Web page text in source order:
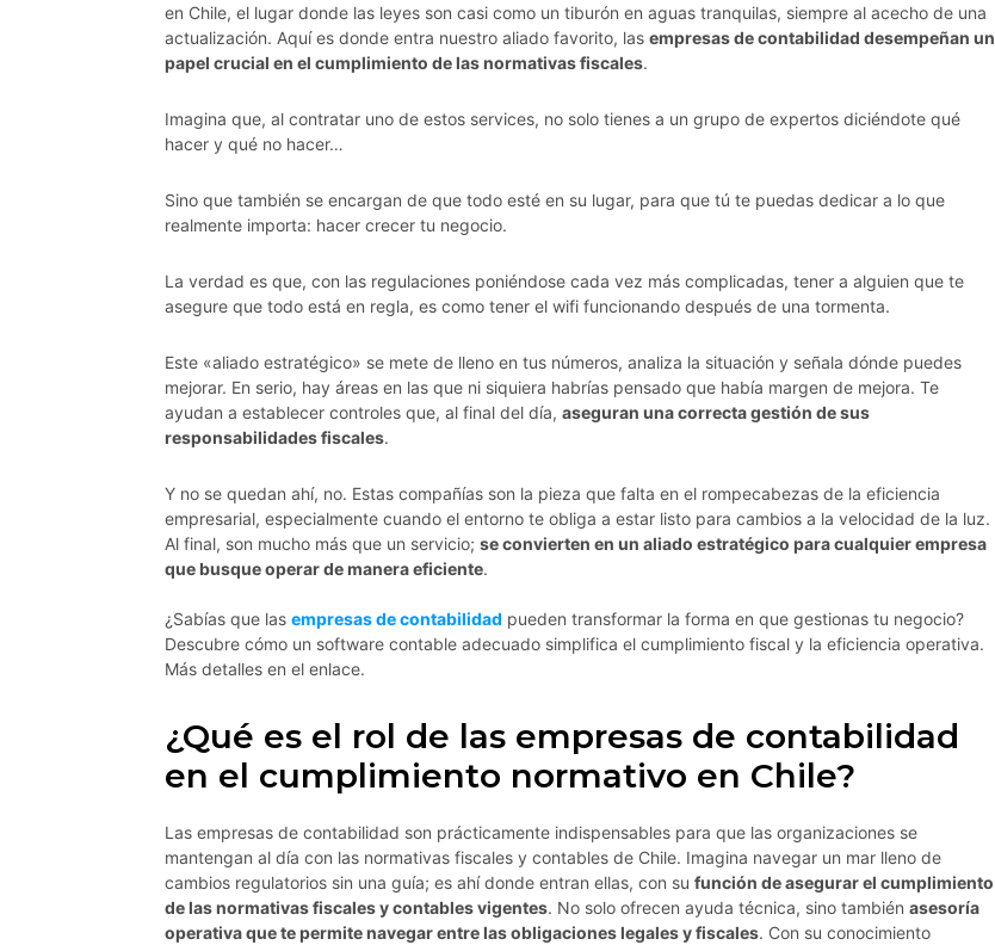
en Chile, el lugar donde las leyes son casi como un tiburón en aguas tranquilas, siempre al acecho de una
actualización. Aquí es donde entra nuestro aliado favorito, las empresas de contabilidad desempeñan un
papel crucial en el cumplimiento de las normativas fiscales.
Imagina que, al contratar uno de estos services, no solo tienes a un grupo de expertos diciéndote qué
hacer y qué no hacer…
Sino que también se encargan de que todo esté en su lugar, para que tú te puedas dedicar a lo que
realmente importa: hacer crecer tu negocio.
La verdad es que, con las regulaciones poniéndose cada vez más complicadas, tener a alguien que te
asegure que todo está en regla, es como tener el wifi funcionando después de una tormenta.
Este «aliado estratégico» se mete de lleno en tus números, analiza la situación y señala dónde puedes
mejorar. En serio, hay áreas en las que ni siquiera habrías pensado que había margen de mejora. Te
ayudan a establecer controles que, al final del día, aseguran una correcta gestión de sus
responsabilidades fiscales.
Y no se quedan ahí, no. Estas compañías son la pieza que falta en el rompecabezas de la eficiencia
empresarial, especialmente cuando el entorno te obliga a estar listo para cambios a la velocidad de la luz.
Al final, son mucho más que un servicio; se convierten en un aliado estratégico para cualquier empresa
que busque operar de manera eficiente.
¿Sabías que las empresas de contabilidad pueden transformar la forma en que gestionas tu negocio?
Descubre cómo un software contable adecuado simplifica el cumplimiento fiscal y la eficiencia operativa.
Más detalles en el enlace.
¿Qué es el rol de las empresas de contabilidad
en el cumplimiento normativo en Chile?
Las empresas de contabilidad son prácticamente indispensables para que las organizaciones se
mantengan al día con las normativas fiscales y contables de Chile. Imagina navegar un mar lleno de
cambios regulatorios sin una guía; es ahí donde entran ellas, con su función de asegurar el cumplimiento
de las normativas fiscales y contables vigentes. No solo ofrecen ayuda técnica, sino también asesoría
operativa que te permite navegar entre las obligaciones legales y fiscales. Con su conocimiento